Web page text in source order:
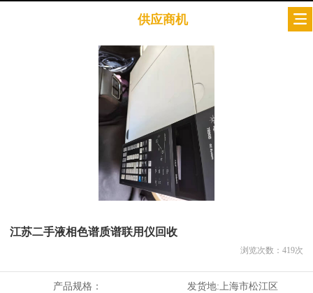
供应商机
江苏二手液相色谱质谱联用仪回收
浏览次数： 419次
产品规格： 发货地:上海市松江区